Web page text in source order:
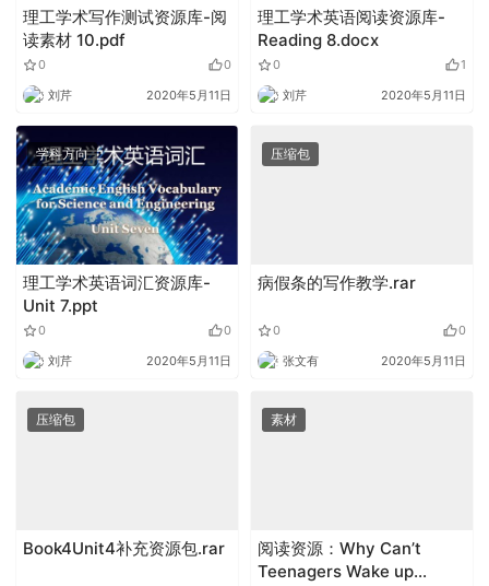
理工学术写作测试资源库-阅
读素材 10.pdf
0 0
刘芹 2020年5月11日
理工学术英语阅读资源库-
Reading 8.docx
0 1
刘芹 2020年5月11日
学科方向
理工学术英语词汇资源库-
Unit 7.ppt
0 0
刘芹 2020年5月11日
压缩包
病假条的写作教学.rar
0 0
张文有 2020年5月11日
压缩包
Book4Unit4补充资源包.rar
素材
阅读资源：Why Can’t
Teenagers Wake up